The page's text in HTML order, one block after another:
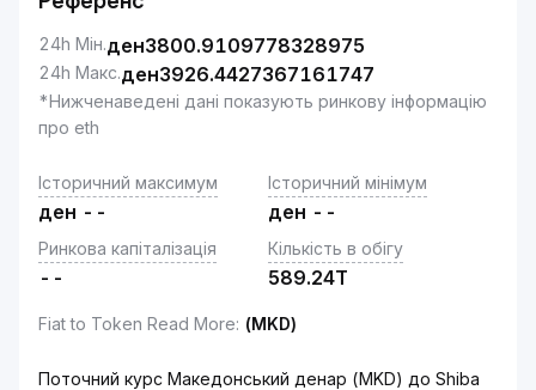
24h Мін.ден3800.9109778328975
24h Макс.ден3926.4427367161747
*Нижченаведені дані показують ринкову інформацію
про eth
Історичний максимум
ден --
Історичний мінімум
ден --
Ринкова капіталізація
--
Кількість в обігу
589.24T
Fiat to Token Read More: (MKD)
Поточний курс Македонський денар (MKD) до Shiba